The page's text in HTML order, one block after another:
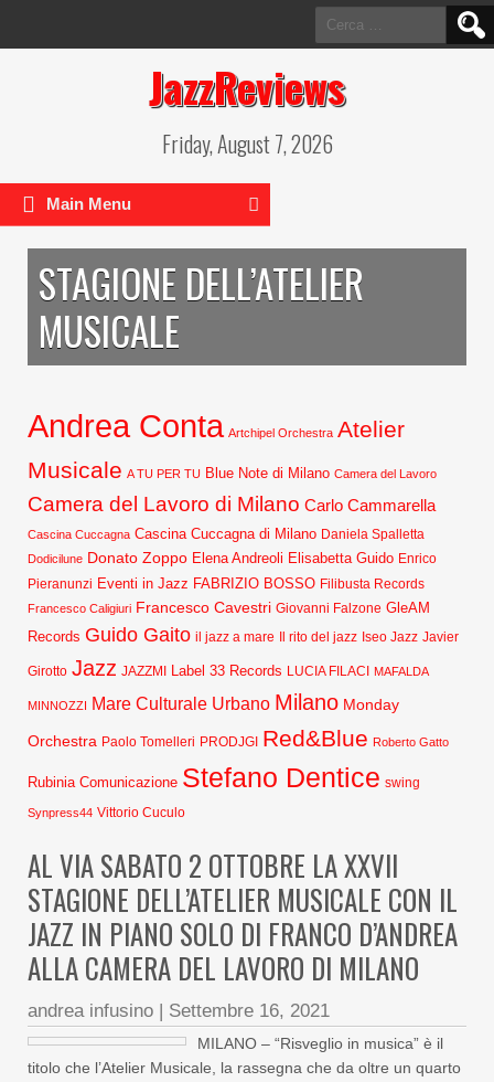
Ricerca
per:
JazzReviews
Friday, August 7, 2026
Main Menu
STAGIONE DELL’ATELIER
MUSICALE
Andrea Conta Artchipel Orchestra Atelier
Musicale A TU PER TU Blue Note di Milano Camera del Lavoro
Camera del Lavoro di Milano Carlo Cammarella
Cascina Cuccagna Cascina Cuccagna di Milano Daniela Spalletta
Dodicilune Donato Zoppo Elena Andreoli Elisabetta Guido Enrico
Pieranunzi Eventi in Jazz FABRIZIO BOSSO Filibusta Records
Francesco Caligiuri Francesco Cavestri Giovanni Falzone GleAM
Records Guido Gaito il jazz a mare Il rito del jazz Iseo Jazz Javier
Girotto Jazz JAZZMI Label 33 Records LUCIA FILACI MAFALDA
MINNOZZI Mare Culturale Urbano Milano Monday
Orchestra Paolo Tomelleri PRODJGI Red&Blue Roberto Gatto
Rubinia Comunicazione Stefano Dentice swing
Synpress44 Vittorio Cuculo
AL VIA SABATO 2 OTTOBRE LA XXVII
STAGIONE DELL’ATELIER MUSICALE CON IL
JAZZ IN PIANO SOLO DI FRANCO D’ANDREA
ALLA CAMERA DEL LAVORO DI MILANO
andrea infusino | Settembre 16, 2021
MILANO – “Risveglio in musica” è il
titolo che l’Atelier Musicale, la rassegna che da oltre un quarto